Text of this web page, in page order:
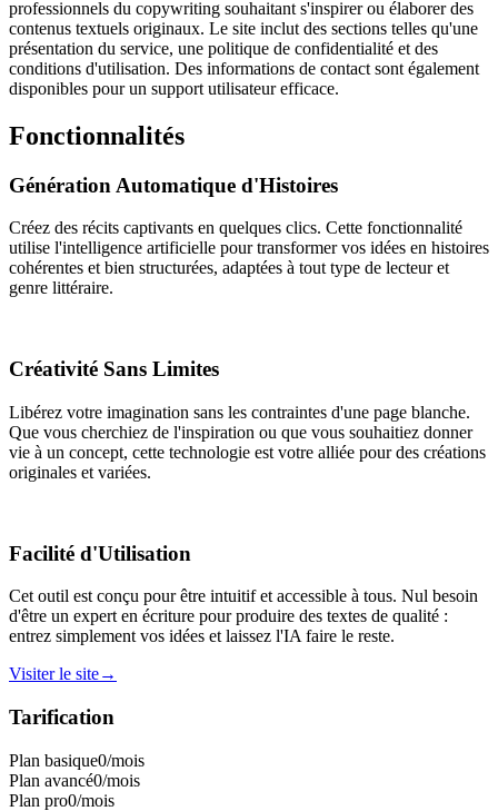
professionnels du copywriting souhaitant s'inspirer ou élaborer des
contenus textuels originaux. Le site inclut des sections telles qu'une
présentation du service, une politique de confidentialité et des
conditions d'utilisation. Des informations de contact sont également
disponibles pour un support utilisateur efficace.
Fonctionnalités
Génération Automatique d'Histoires
Créez des récits captivants en quelques clics. Cette fonctionnalité
utilise l'intelligence artificielle pour transformer vos idées en histoires
cohérentes et bien structurées, adaptées à tout type de lecteur et
genre littéraire.
Créativité Sans Limites
Libérez votre imagination sans les contraintes d'une page blanche.
Que vous cherchiez de l'inspiration ou que vous souhaitiez donner
vie à un concept, cette technologie est votre alliée pour des créations
originales et variées.
Facilité d'Utilisation
Cet outil est conçu pour être intuitif et accessible à tous. Nul besoin
d'être un expert en écriture pour produire des textes de qualité :
entrez simplement vos idées et laissez l'IA faire le reste.
Visiter le site→
Tarification
Plan basique0/mois
Plan avancé0/mois
Plan pro0/mois